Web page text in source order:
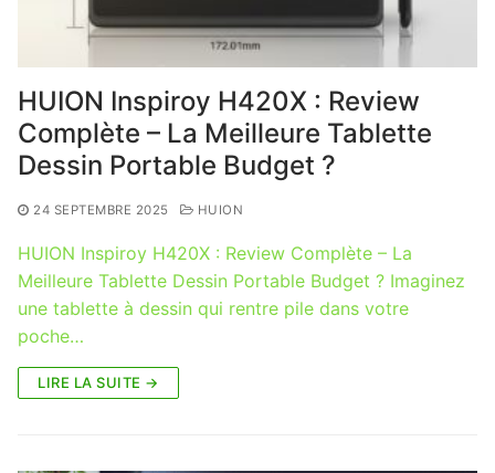
HUION Inspiroy H420X : Review
Complète – La Meilleure Tablette
Dessin Portable Budget ?
24 SEPTEMBRE 2025 HUION
HUION Inspiroy H420X : Review Complète – La
Meilleure Tablette Dessin Portable Budget ? Imaginez
une tablette à dessin qui rentre pile dans votre
poche…
LIRE LA SUITE →